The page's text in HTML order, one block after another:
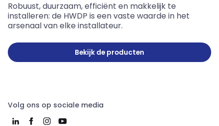
Robuust, duurzaam, efficiënt en makkelijk te
installeren: de HWDP is een vaste waarde in het
arsenaal van elke installateur.
Bekijk de producten
Volg ons op sociale media